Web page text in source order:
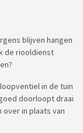
blijven hangen
de riooldienst
in de tuin
doorloopt draai
over in plaats van